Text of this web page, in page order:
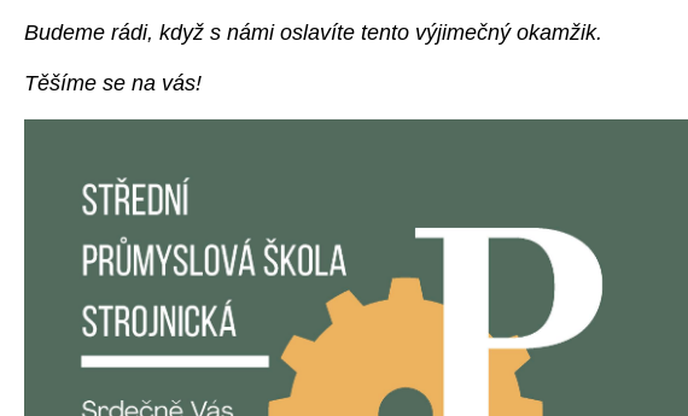
Budeme rádi, když s námi oslavíte tento výjimečný okamžik.
Těšíme se na vás!